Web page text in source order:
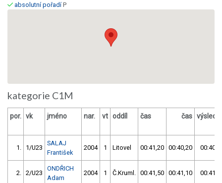
absolutní pořadíP
kategorie C1M
por. vk jméno nar. vt oddíl čas čas
1. 1/U23
SALAJ
František
2004 1 Litovel 00:41,20 00:40,20
2. 2/U23
ONDŘICH
Adam
2004 1 Č.Kruml. 00:41,50 00:41,10